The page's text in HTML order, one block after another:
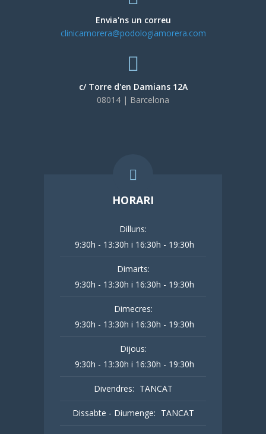
Envia'ns un correu
clinicamorera@podologiamorera.com
c/ Torre d'en Damians 12A
08014 | Barcelona
HORARI
Dilluns:
9:30h - 13:30h i 16:30h - 19:30h
Dimarts:
9:30h - 13:30h i 16:30h - 19:30h
Dimecres:
9:30h - 13:30h i 16:30h - 19:30h
Dijous:
9:30h - 13:30h i 16:30h - 19:30h
Divendres: TANCAT
Dissabte - Diumenge: TANCAT